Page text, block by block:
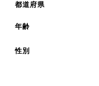
都道府県
年齢
性別